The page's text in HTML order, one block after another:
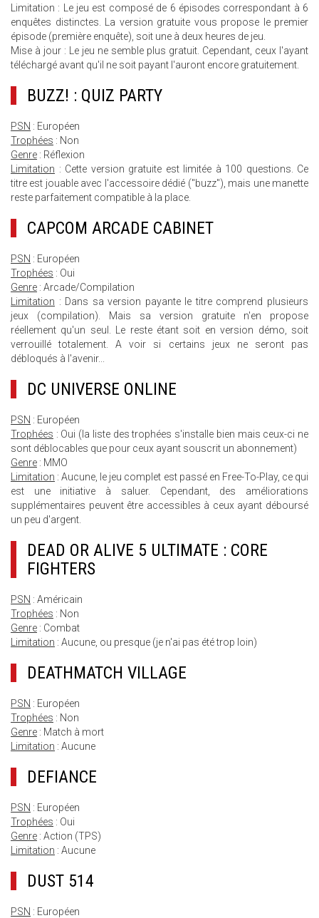
Limitation : Le jeu est composé de 6 épisodes correspondant à 6
enquêtes distinctes. La version gratuite vous propose le premier
épisode (première enquête), soit une à deux heures de jeu.
Mise à jour : Le jeu ne semble plus gratuit. Cependant, ceux l'ayant
téléchargé avant qu'il ne soit payant l'auront encore gratuitement.
BUZZ! : QUIZ PARTY
PSN : Européen
Trophées : Non
Genre : Réflexion
Limitation : Cette version gratuite est limitée à 100 questions. Ce
titre est jouable avec l'accessoire dédié ("buzz"), mais une manette
reste parfaitement compatible à la place.
CAPCOM ARCADE CABINET
PSN : Européen
Trophées : Oui
Genre : Arcade/Compilation
Limitation : Dans sa version payante le titre comprend plusieurs
jeux (compilation). Mais sa version gratuite n'en propose
réellement qu'un seul. Le reste étant soit en version démo, soit
verrouillé totalement. A voir si certains jeux ne seront pas
débloqués à l'avenir...
DC UNIVERSE ONLINE
PSN : Européen
Trophées : Oui (la liste des trophées s'installe bien mais ceux-ci ne
sont déblocables que pour ceux ayant souscrit un abonnement)
Genre : MMO
Limitation : Aucune, le jeu complet est passé en Free-To-Play, ce qui
est une initiative à saluer. Cependant, des améliorations
supplémentaires peuvent être accessibles à ceux ayant déboursé
un peu d'argent.
DEAD OR ALIVE 5 ULTIMATE : CORE
FIGHTERS
PSN : Américain
Trophées : Non
Genre : Combat
Limitation : Aucune, ou presque (je n'ai pas été trop loin)
DEATHMATCH VILLAGE
PSN : Européen
Trophées : Non
Genre : Match à mort
Limitation : Aucune
DEFIANCE
PSN : Européen
Trophées : Oui
Genre : Action (TPS)
Limitation : Aucune
DUST 514
PSN : Européen